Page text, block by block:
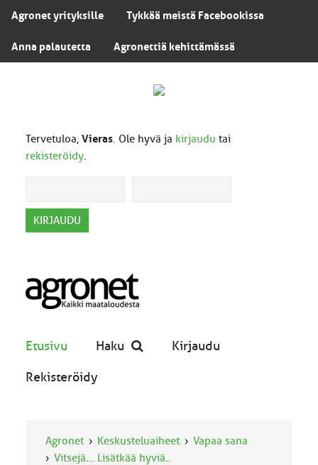
Agronet yrityksille Tykkää meistä Facebookissa
Anna palautetta Agronettiä kehittämässä
Tervetuloa, Vieras. Ole hyvä ja kirjaudu tai
rekisteröidy.
Etusivu Haku Kirjaudu
Rekisteröidy
Agronet Keskusteluaiheet
Vapaa sana
Vitsejä... Lisätkää hyviä..